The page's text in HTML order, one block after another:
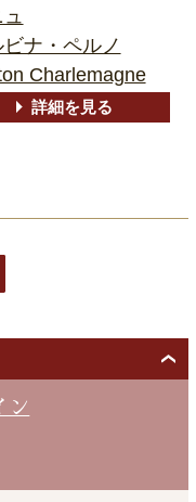
ナ・ペルノ
Charlemagne
詳細を見る
ン